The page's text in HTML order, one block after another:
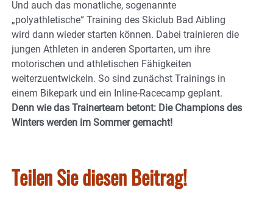
Und auch das monatliche, sogenannte
„polyathletische“ Training des Skiclub Bad Aibling
wird dann wieder starten können. Dabei trainieren die
jungen Athleten in anderen Sportarten, um ihre
motorischen und athletischen Fähigkeiten
weiterzuentwickeln. So sind zunächst Trainings in
einem Bikepark und ein Inline-Racecamp geplant.
Denn wie das Trainerteam betont: Die Champions des
Winters werden im Sommer gemacht!
Teilen Sie diesen Beitrag!